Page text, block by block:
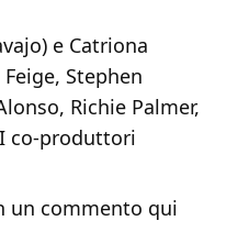
e Catriona
Stephen
Richie Palmer,
I co-produttori
un commento qui